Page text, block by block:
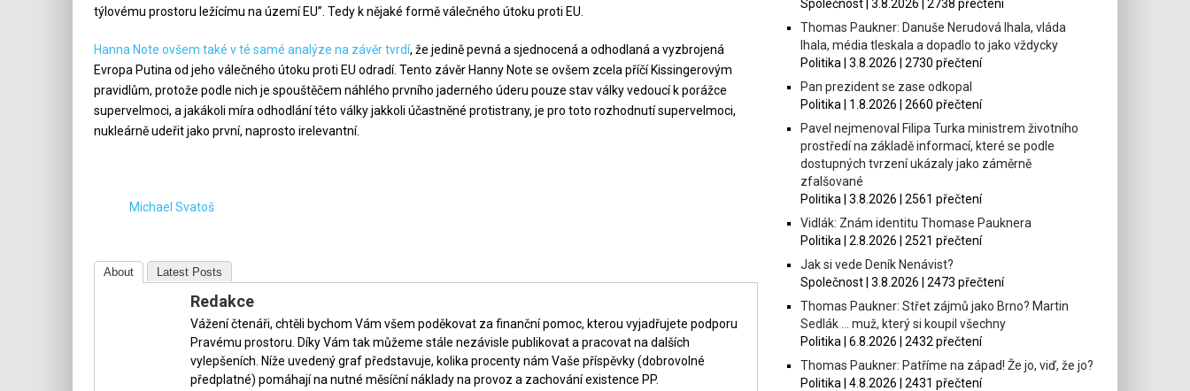
týlovému prostoru ležícímu na území EU”. Tedy k nějaké formě válečného útoku proti EU.
Hanna Note ovšem také v té samé analýze na závěr tvrdí, že jedině pevná a sjednocená a odhodlaná a vyzbrojená
Evropa Putina od jeho válečného útoku proti EU odradí. Tento závěr Hanny Note se ovšem zcela příčí Kissingerovým
pravidlům, protože podle nich je spouštěčem náhlého prvního jaderného úderu pouze stav války vedoucí k porážce
supervelmoci, a jakákoli míra odhodlání této války jakkoli účastněné protistrany, je pro toto rozhodnutí supervelmoci,
nukleárně udeřit jako první, naprosto irelevantní.
Michael Svatoš
About Latest Posts
Redakce
Vážení čtenáři, chtěli bychom Vám všem poděkovat za finanční pomoc, kterou vyjadřujete podporu
Pravému prostoru. Díky Vám tak můžeme stále nezávisle publikovat a pracovat na dalších
vylepšeních. Níže uvedený graf představuje, kolika procenty nám Vaše příspěvky (dobrovolné
předplatné) pomáhají na nutné měsíční náklady na provoz a zachování existence PP.
Společnost | 3.8.2026 | 2738 přečtení
Thomas Paukner: Danuše Nerudová lhala, vláda
lhala, média tleskala a dopadlo to jako vždycky
Politika | 3.8.2026 | 2730 přečtení
Pan prezident se zase odkopal
Politika | 1.8.2026 | 2660 přečtení
Pavel nejmenoval Filipa Turka ministrem životního
prostředí na základě informací, které se podle
dostupných tvrzení ukázaly jako záměrně
zfalšované
Politika | 3.8.2026 | 2561 přečtení
Vidlák: Znám identitu Thomase Pauknera
Politika | 2.8.2026 | 2521 přečtení
Jak si vede Deník Nenávist?
Společnost | 3.8.2026 | 2473 přečtení
Thomas Paukner: Střet zájmů jako Brno? Martin
Sedlák … muž, který si koupil všechny
Politika | 6.8.2026 | 2432 přečtení
Thomas Paukner: Patříme na západ! Že jo, viď, že jo?
Politika | 4.8.2026 | 2431 přečtení